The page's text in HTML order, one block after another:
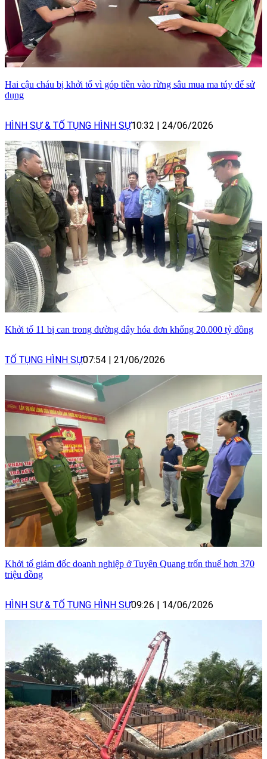
Hai cậu cháu bị khởi tố vì góp tiền vào rừng sâu mua ma túy để sử
dụng
HÌNH SỰ & TỐ TỤNG HÌNH SỰ10:32 | 24/06/2026
Khởi tố 11 bị can trong đường dây hóa đơn khống 20.000 tỷ đồng
TỐ TỤNG HÌNH SỰ07:54 | 21/06/2026
Khởi tố giám đốc doanh nghiệp ở Tuyên Quang trốn thuế hơn 370
triệu đồng
HÌNH SỰ & TỐ TỤNG HÌNH SỰ09:26 | 14/06/2026